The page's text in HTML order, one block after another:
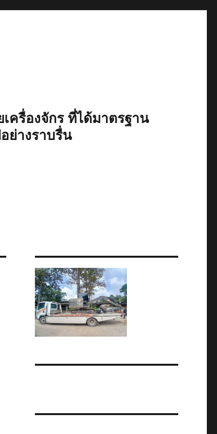
ครื่องจักร ที่ได้มาตรฐาน
ย่างราบรื่น